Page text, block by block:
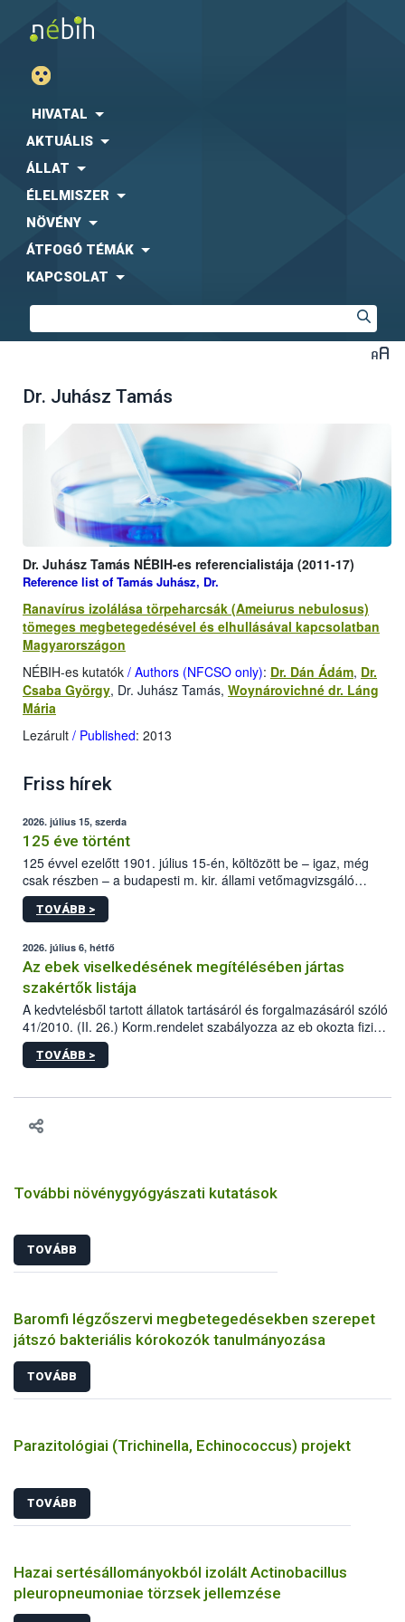
HIVATAL
AKTUÁLIS
ÁLLAT
ÉLELMISZER
NÖVÉNY
ÁTFOGÓ TÉMÁK
KAPCSOLAT
Dr. Juhász Tamás
Dr. Juhász Tamás NÉBIH-es referencialistája (2011-17)
Reference list of Tamás Juhász, Dr.
Ranavírus izolálása törpeharcsák (Ameiurus nebulosus)
tömeges megbetegedésével és elhullásával kapcsolatban
Magyarországon
NÉBIH-es kutatók / Authors (NFCSO only): Dr. Dán Ádám, Dr.
Csaba György, Dr. Juhász Tamás, Woynárovichné dr. Láng
Mária
Lezárult / Published: 2013
Friss hírek
2026. július 15, szerda
125 éve történt
125 évvel ezelőtt 1901. július 15-én, költözött be – igaz, még
csak részben – a budapesti m. kir. állami vetőmagvizsgáló
állomás a Kis Rókus utca 15. szám alatti, Czigler Győző által
tervezett új épületébe.
TOVÁBB >
2026. július 6, hétfő
Az ebek viselkedésének megítélésében jártas
szakértők listája
A kedvtelésből tartott állatok tartásáról és forgalmazásáról szóló
41/2010. (II. 26.) Korm.rendelet szabályozza az eb okozta fizikai
sérülés, illetve ennek veszélye keletkezésekor felmerülő
hatósági feladatokat, valamint a veszélyes eb tartását és annak
vonni az ebek viselkedésének megítélésében jártas szakértőt.
TOVÁBB >
További növénygyógyászati kutatások
TOVÁBB
Baromfi légzőszervi megbetegedésekben szerepet
játszó bakteriális kórokozók tanulmányozása
TOVÁBB
Parazitológiai (Trichinella, Echinococcus) projekt
TOVÁBB
Hazai sertésállományokból izolált Actinobacillus
pleuropneumoniae törzsek jellemzése